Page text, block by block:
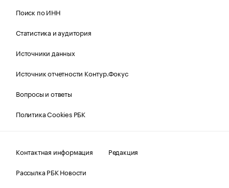
Поиск по ИНН
Статистика и аудитория
Источники данных
Источник отчетности Контур.Фокус
Вопросы и ответы
Политика Cookies РБК
Контактная информация
Редакция
Рассылка РБК Новости